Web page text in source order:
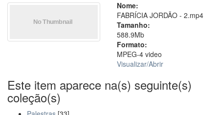
Nome:
FABRÍCIA JORDÃO - 2.mp4
Tamanho:
588.9Mb
Formato:
MPEG-4 video
Visualizar/Abrir
Este item aparece na(s) seguinte(s)
coleção(s)